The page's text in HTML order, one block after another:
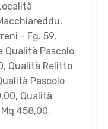
- Fg. 59,
Qualità Pascolo
Qualità Relitto
Pascolo
Qualità
458,00.